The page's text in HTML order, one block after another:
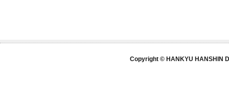
Copyright © HANKYU HANSHIN